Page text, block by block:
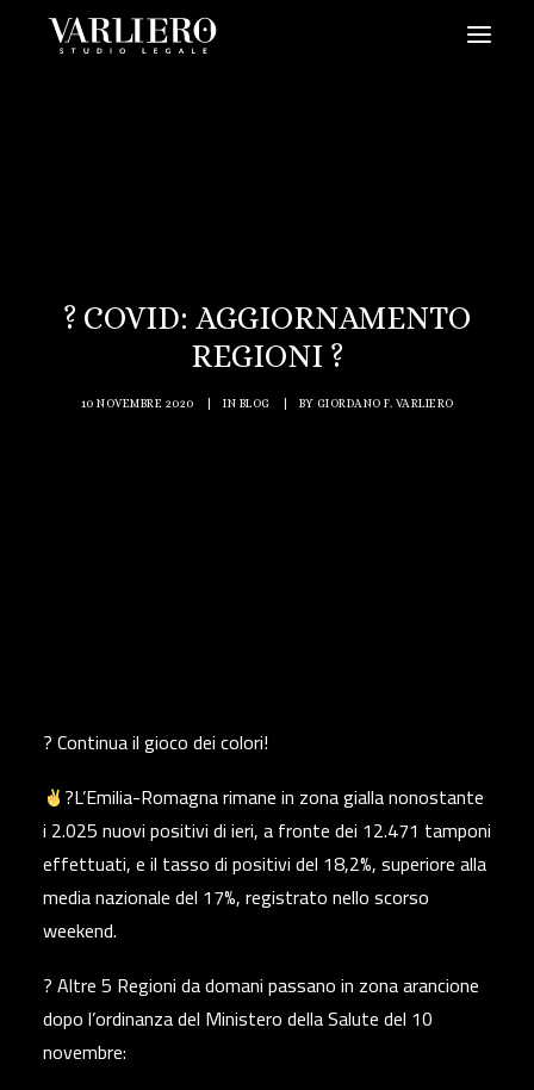
VIDEO
PRENDI UN APPUNTAMENTO
? COVID: AGGIORNAMENTO
REGIONI ?
10 NOVEMBRE 2020 IN BLOG BY GIORDANO F. VARLIERO
? Continua il gioco dei colori!
?L’Emilia-Romagna rimane in zona gialla nonostante
i 2.025 nuovi positivi di ieri, a fronte dei 12.471 tamponi
effettuati, e il tasso di positivi del 18,2%, superiore alla
media nazionale del 17%, registrato nello scorso
weekend.
? Altre 5 Regioni da domani passano in zona arancione
dopo l’ordinanza del Ministero della Salute del 10
novembre: